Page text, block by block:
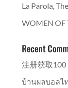
La Parola,
WOMEN OF
Recent
注册获取100
บ้านผลบอลไ